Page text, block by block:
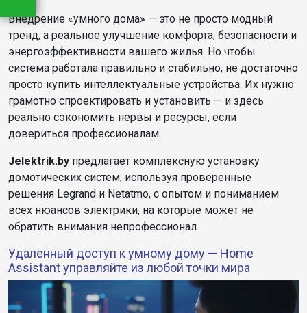
Внедрение «умного дома» — это не просто модный
тренд, а реальное улучшение комфорта, безопасности и
энергоэффективности вашего жилья. Но чтобы
система работала правильно и стабильно, не достаточно
просто купить интеллектуальные устройства. Их нужно
грамотно спроектировать и установить — и здесь
реально сэкономить нервы и ресурсы, если
довериться профессионалам.
Jelektrik.by предлагает комплексную установку
домотических систем, используя проверенные
решения Legrand и Netatmo, с опытом и пониманием
всех нюансов электрики, на которые может не
обратить внимания непрофессионал.
Удаленный доступ к умному дому — Home
Assistant управляйте из любой точки мира